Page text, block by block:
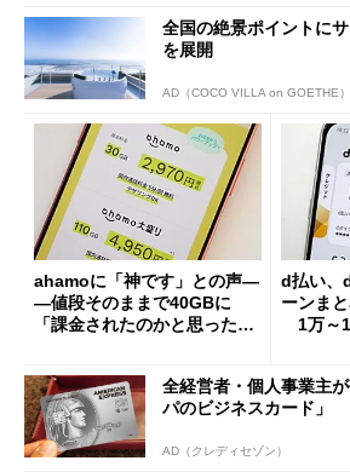
全国の絶景ポイントに
を展開
AD（COCO VILLA on GOETHE）
ahamoに「神です」との声―
―値段そのままで40GBに
「課金されたのかと思った」
d払い、
ーンま
1万～
全経営者・個人事業主
パのビジネスカード」
AD（クレディセゾン）